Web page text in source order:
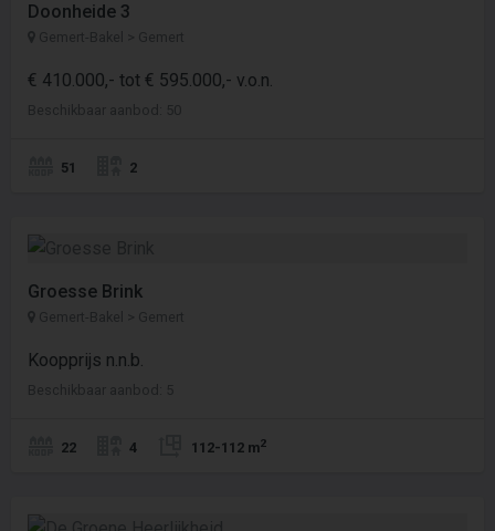
Doonheide 3
Gemert-Bakel > Gemert
€ 410.000,- tot € 595.000,- v.o.n.
Beschikbaar aanbod: 50
51 2
Groesse Brink
Gemert-Bakel > Gemert
Koopprijs n.n.b.
Beschikbaar aanbod: 5
22 4 112-112 m2